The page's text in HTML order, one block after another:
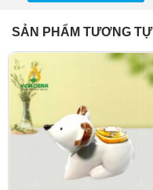
SẢN PHẨM TƯƠNG TỰ